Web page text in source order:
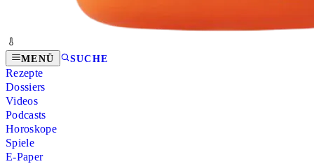
MENÜ SUCHE
Rezepte
Dossiers
Videos
Podcasts
Horoskope
Spiele
E-Paper